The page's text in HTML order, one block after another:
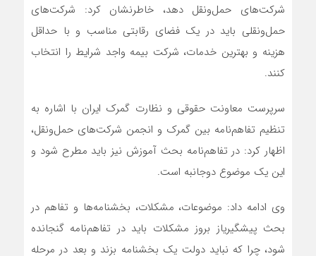
شرکت‌های حمل‌ونقل دهد، خاطرنشان کرد: شرکت‌های
حمل‌ونقلی باید در یک فضای رقابتی مناسب و با حداقل
هزینه و بهترین خدمات، شرکت بیمه واجد شرایط را انتخاب
کنند.
سرپرست معاونت حقوقی و نظارت گمرک ایران با اشاره به
تنظیم تفاهم‌نامه بین گمرک و انجمن شرکت‌های حمل‌ونقل،
اظهار کرد: در تفاهم‌نامه بحث آموزش نیز باید مطرح شود و
این یک موضوع دوجانبه است.
وی ادامه داد: موضوعات، مشکلات، بخشنامه‌ها و تفاهم در
بحث پیشگیریاز بروز مشکلات باید در تفاهم‌نامه گنجانده
شود، چرا که نباید دولت یک بخشنامه بزند و بعد در مرحله